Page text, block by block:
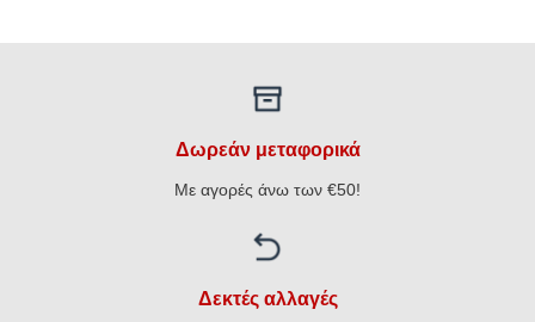
Δωρεάν μεταφορικά
Με αγορές άνω των €50!
Δεκτές αλλαγές